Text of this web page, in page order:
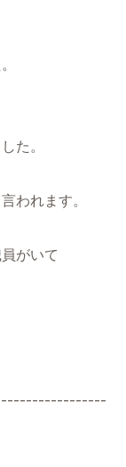
た。
われます。
がいて